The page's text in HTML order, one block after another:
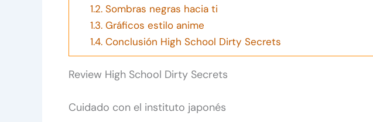
1.2.Sombras negras hacia ti
1.3.Gráficos estilo anime
1.4.Conclusión High School Dirty Secrets
Review High School Dirty Secrets
Cuidado con el instituto japonés